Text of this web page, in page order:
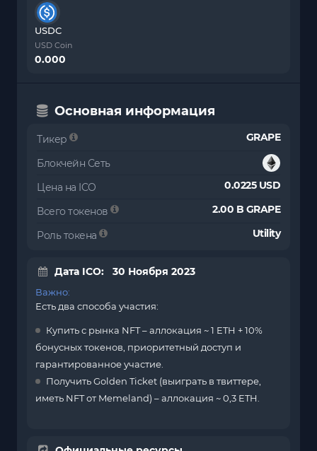
USDC
USD Coin
0.000
Основная информация
Тикер GRAPE
Блокчейн Сеть
Цена на ICO
0.0225 USD
Всего токенов 2.00 B GRAPE
Роль токена Utility
Дата ICO: 30 Ноября 2023
Важно:
Есть два способа участия:
Купить с рынка NFT – аллокация ~ 1 ETH + 10%
бонусных токенов, приоритетный доступ и
гарантированное участие.
Получить Golden Ticket (выиграть в твиттере,
иметь NFT от Memeland) – аллокация ~ 0,3 ETH.